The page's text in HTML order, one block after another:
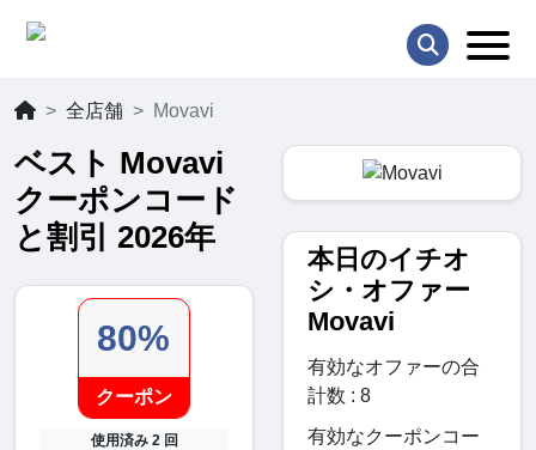
全店舗 Movavi
ベスト Movavi
クーポンコード
と割引 2026年
80%
クーポン
使用済み 2 回
本日のイチオ
シ・オファー
Movavi
有効なオファーの合
計数 : 8
有効なクーポンコー